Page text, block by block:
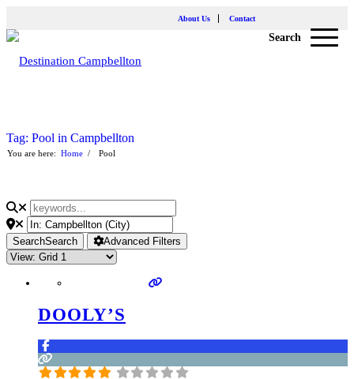
About Us Contact
Search
Tag: Pool in Campbellton
You are here: Home / Pool
SearchSearch Advanced Filters
DOOLY’S